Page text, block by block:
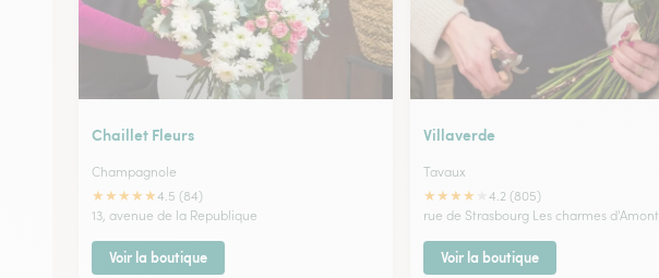
Chaillet Fleurs
Champagnole
★★★★★4.5 (84)
13, avenue de la Republique
Voir la boutique
Villaverde
Tavaux
★★★★
4.2 (805)
rue de Strasbourg Les charmes d'Amont
Voir la boutique